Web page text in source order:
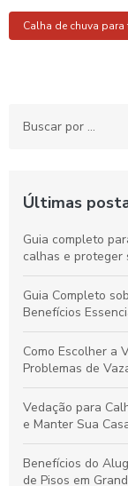
Calha de chuva
Últimas
Guia completo
calhas e proteger
Guia Completo
Benefícios
Como Escolher a
Problemas de
Vedação para
e Manter Sua
Benefícios do
de Pisos em